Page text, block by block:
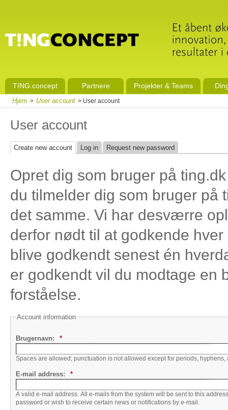
TING.concept Partnere Projekter & Teams
Hjem > User account > User account
User account
Create new account Log in Request new password
Opret dig som bruger på
du tilmelder dig som bruger
det samme. Vi har desværre
derfor nødt til at godkende
blive godkendt senest én
er godkendt vil du modtage en
forståelse.
Account information
Brugernavn: *
Spaces are allowed; punctuation is not allowed except for periods, hyphens,
E-mail address: *
A valid e-mail address. All e-mails from the system will be sent to this
password or wish to receive certain news or notifications by e-mail.